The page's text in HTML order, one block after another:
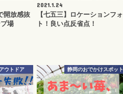
開放感抜
場
2021.1.24
【七五三】ロケーションフォ
ト！良い点反省点！
アウトドア 静岡のおでかけスポット